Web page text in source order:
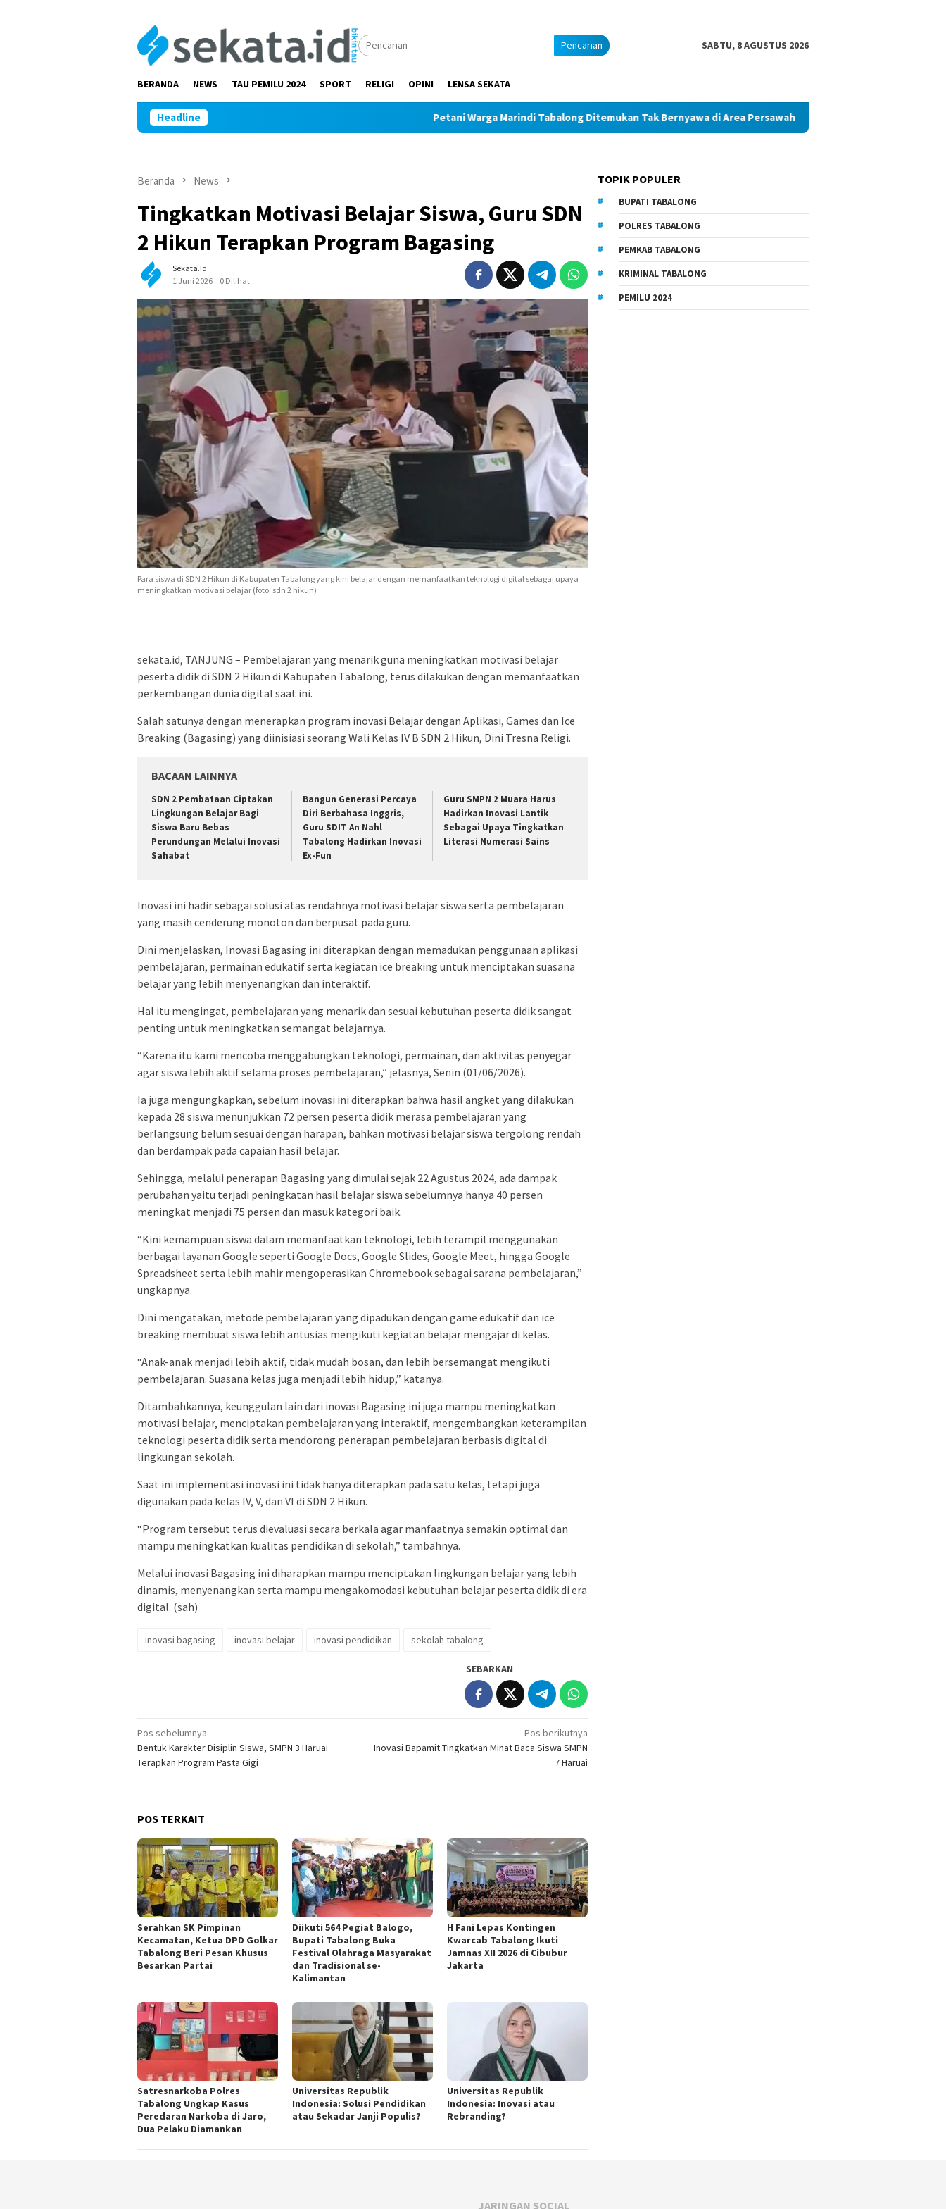
Pencarian SABTU, 8 AGUSTUS 2026
BERANDA NEWS TAU PEMILU 2024 SPORT RELIGI OPINI LENSA SEKATA
Headline Petani Warga Marindi Tabalong Ditemukan Tak Bernyawa di Area Persawahan Diduga Palsukan Ijazah SMKN di
Beranda News
Tingkatkan Motivasi Belajar Siswa, Guru SDN
2 Hikun Terapkan Program Bagasing
Sekata.id
1 Juni 2026
0 Dilihat
Para siswa di SDN 2 Hikun di Kabupaten Tabalong yang kini belajar dengan memanfaatkan teknologi digital sebagai upaya
meningkatkan motivasi belajar (foto: sdn 2 hikun)
sekata.id, TANJUNG – Pembelajaran yang menarik guna meningkatkan motivasi belajar
peserta didik di SDN 2 Hikun di Kabupaten Tabalong, terus dilakukan dengan memanfaatkan
perkembangan dunia digital saat ini.
Salah satunya dengan menerapkan program inovasi Belajar dengan Aplikasi, Games dan Ice
Breaking (Bagasing) yang diinisiasi seorang Wali Kelas IV B SDN 2 Hikun, Dini Tresna Religi.
BACAAN LAINNYA
SDN 2 Pembataan Ciptakan
Lingkungan Belajar Bagi
Siswa Baru Bebas
Perundungan Melalui Inovasi
Sahabat
Bangun Generasi Percaya
Diri Berbahasa Inggris,
Guru SDIT An Nahl
Tabalong Hadirkan Inovasi
Ex-Fun
Guru SMPN 2 Muara Harus
Hadirkan Inovasi Lantik
Sebagai Upaya Tingkatkan
Literasi Numerasi Sains
Inovasi ini hadir sebagai solusi atas rendahnya motivasi belajar siswa serta pembelajaran
yang masih cenderung monoton dan berpusat pada guru.
Dini menjelaskan, Inovasi Bagasing ini diterapkan dengan memadukan penggunaan aplikasi
pembelajaran, permainan edukatif serta kegiatan ice breaking untuk menciptakan suasana
belajar yang lebih menyenangkan dan interaktif.
Hal itu mengingat, pembelajaran yang menarik dan sesuai kebutuhan peserta didik sangat
penting untuk meningkatkan semangat belajarnya.
“Karena itu kami mencoba menggabungkan teknologi, permainan, dan aktivitas penyegar
agar siswa lebih aktif selama proses pembelajaran,” jelasnya, Senin (01/06/2026).
Ia juga mengungkapkan, sebelum inovasi ini diterapkan bahwa hasil angket yang dilakukan
kepada 28 siswa menunjukkan 72 persen peserta didik merasa pembelajaran yang
berlangsung belum sesuai dengan harapan, bahkan motivasi belajar siswa tergolong rendah
dan berdampak pada capaian hasil belajar.
Sehingga, melalui penerapan Bagasing yang dimulai sejak 22 Agustus 2024, ada dampak
perubahan yaitu terjadi peningkatan hasil belajar siswa sebelumnya hanya 40 persen
meningkat menjadi 75 persen dan masuk kategori baik.
“Kini kemampuan siswa dalam memanfaatkan teknologi, lebih terampil menggunakan
berbagai layanan Google seperti Google Docs, Google Slides, Google Meet, hingga Google
Spreadsheet serta lebih mahir mengoperasikan Chromebook sebagai sarana pembelajaran,”
ungkapnya.
Dini mengatakan, metode pembelajaran yang dipadukan dengan game edukatif dan ice
breaking membuat siswa lebih antusias mengikuti kegiatan belajar mengajar di kelas.
“Anak-anak menjadi lebih aktif, tidak mudah bosan, dan lebih bersemangat mengikuti
pembelajaran. Suasana kelas juga menjadi lebih hidup,” katanya.
Ditambahkannya, keunggulan lain dari inovasi Bagasing ini juga mampu meningkatkan
motivasi belajar, menciptakan pembelajaran yang interaktif, mengembangkan keterampilan
teknologi peserta didik serta mendorong penerapan pembelajaran berbasis digital di
lingkungan sekolah.
Saat ini implementasi inovasi ini tidak hanya diterapkan pada satu kelas, tetapi juga
digunakan pada kelas IV, V, dan VI di SDN 2 Hikun.
“Program tersebut terus dievaluasi secara berkala agar manfaatnya semakin optimal dan
mampu meningkatkan kualitas pendidikan di sekolah,” tambahnya.
Melalui inovasi Bagasing ini diharapkan mampu menciptakan lingkungan belajar yang lebih
dinamis, menyenangkan serta mampu mengakomodasi kebutuhan belajar peserta didik di era
digital. (sah)
inovasi bagasing inovasi belajar inovasi pendidikan sekolah tabalong
SEBARKAN
Navigasi
pos
Pos sebelumnya
Bentuk Karakter Disiplin Siswa, SMPN 3 Haruai
Terapkan Program Pasta Gigi
Pos berikutnya
Inovasi Bapamit Tingkatkan Minat Baca Siswa SMPN
7 Haruai
POS TERKAIT
Serahkan SK Pimpinan
Kecamatan, Ketua DPD Golkar
Tabalong Beri Pesan Khusus
Besarkan Partai
Diikuti 564 Pegiat Balogo,
Bupati Tabalong Buka
Festival Olahraga Masyarakat
dan Tradisional se-
Kalimantan
H Fani Lepas Kontingen
Kwarcab Tabalong Ikuti
Jamnas XII 2026 di Cibubur
Jakarta
Satresnarkoba Polres
Tabalong Ungkap Kasus
Peredaran Narkoba di Jaro,
Dua Pelaku Diamankan
Universitas Republik
Indonesia: Solusi Pendidikan
atau Sekadar Janji Populis?
Universitas Republik
Indonesia: Inovasi atau
Rebranding?
TOPIK POPULER
BUPATI TABALONG
POLRES TABALONG
PEMKAB TABALONG
KRIMINAL TABALONG
PEMILU 2024
JARINGAN SOCIAL